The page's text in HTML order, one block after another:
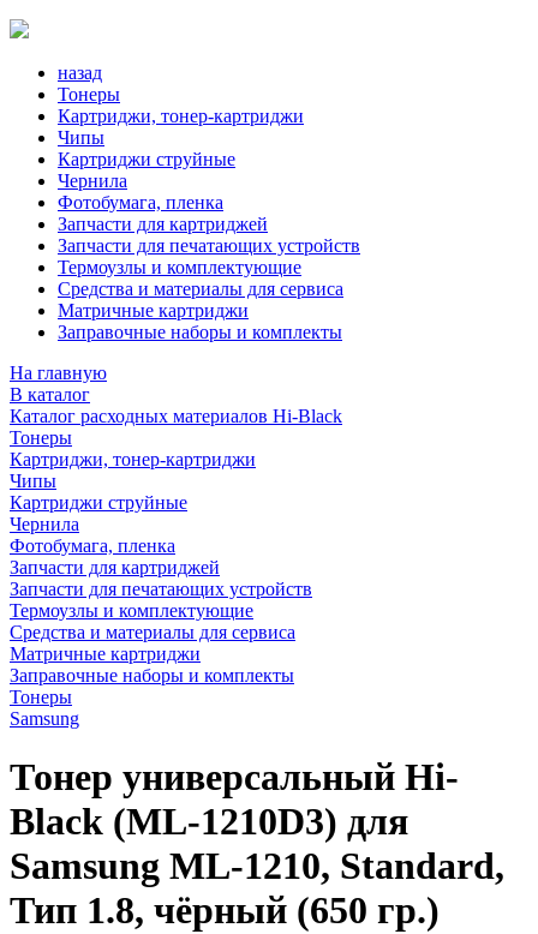
назад
Тонеры
Картриджи, тонер-картриджи
Чипы
Картриджи струйные
Чернила
Фотобумага, пленка
Запчасти для картриджей
Запчасти для печатающих устройств
Термоузлы и комплектующие
Средства и материалы для сервиса
Матричные картриджи
Заправочные наборы и комплекты
На главную
В каталог
Каталог расходных материалов Hi-Black
Тонеры
Картриджи, тонер-картриджи
Чипы
Картриджи струйные
Чернила
Фотобумага, пленка
Запчасти для картриджей
Запчасти для печатающих устройств
Термоузлы и комплектующие
Средства и материалы для сервиса
Матричные картриджи
Заправочные наборы и комплекты
Тонеры
Samsung
Тонер универсальный Hi-
Black (ML-1210D3) для
Samsung ML-1210, Standard,
Тип 1.8, чёрный (650 гр.)